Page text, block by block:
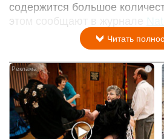
содержится большое
этом сообщают в журнале
Читать
i